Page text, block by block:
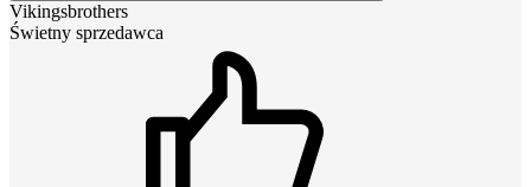
Vikingsbrothers
Świetny sprzedawca